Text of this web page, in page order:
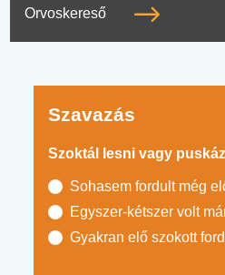
Orvoskereső
Szavazás
Szoktál lesni vagy
Sohasem fordult még
Egyszer-kétszer volt
Gyakran elő szokott